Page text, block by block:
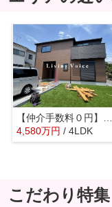
【仲介手数料０円】伊勢原市上粕屋第1期 新築一戸建て
4,580万円 / 4LDK
こだわり特集